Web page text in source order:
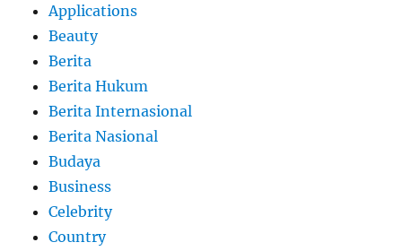
Applications
Beauty
Berita
Berita Hukum
Berita Internasional
Berita Nasional
Budaya
Business
Celebrity
Country